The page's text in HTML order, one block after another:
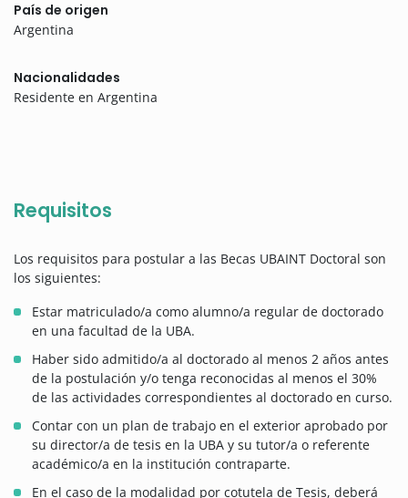
País de origen
Argentina
Nacionalidades
Residente en Argentina
Requisitos
Los requisitos para postular a las Becas UBAINT Doctoral son
los siguientes:
Estar matriculado/a como alumno/a regular de doctorado
en una facultad de la UBA.
Haber sido admitido/a al doctorado al menos 2 años antes
de la postulación y/o tenga reconocidas al menos el 30%
de las actividades correspondientes al doctorado en curso.
Contar con un plan de trabajo en el exterior aprobado por
su director/a de tesis en la UBA y su tutor/a o referente
académico/a en la institución contraparte.
En el caso de la modalidad por cotutela de Tesis, deberá